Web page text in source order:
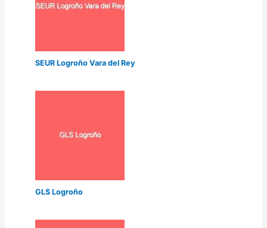
SEUR Logroño Vara del Rey
GLS Logroño